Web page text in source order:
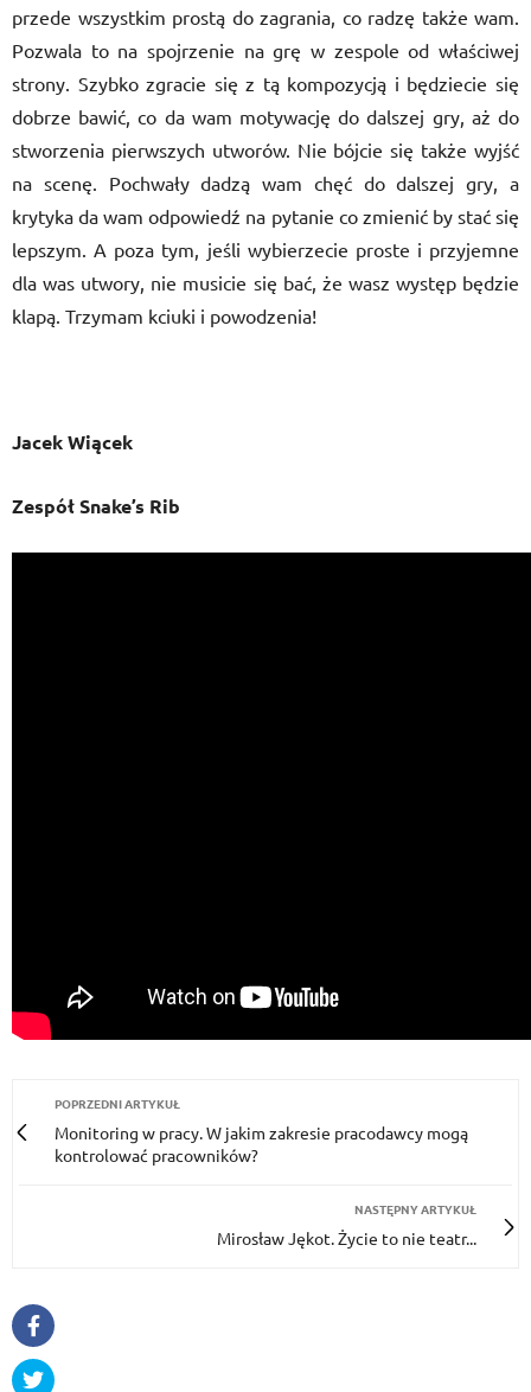
przede wszystkim prostą do zagrania, co radzę także wam.
Pozwala to na spojrzenie na grę w zespole od właściwej
strony. Szybko zgracie się z tą kompozycją i będziecie się
dobrze bawić, co da wam motywację do dalszej gry, aż do
stworzenia pierwszych utworów. Nie bójcie się także wyjść
na scenę. Pochwały dadzą wam chęć do dalszej gry, a
krytyka da wam odpowiedź na pytanie co zmienić by stać się
lepszym. A poza tym, jeśli wybierzecie proste i przyjemne
dla was utwory, nie musicie się bać, że wasz występ będzie
klapą. Trzymam kciuki i powodzenia!
Jacek Wiącek
Zespół Snake’s Rib
POPRZEDNI ARTYKUŁ
Monitoring w pracy. W jakim zakresie pracodawcy mogą
kontrolować pracowników?
NASTĘPNY ARTYKUŁ
Mirosław Jękot. Życie to nie teatr...